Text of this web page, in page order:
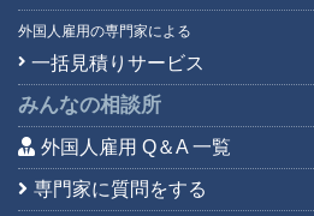
外国人雇用の専門家による
一括見積りサービス
みんなの相談所
外国人雇用 Q＆A 一覧
専門家に質問をする